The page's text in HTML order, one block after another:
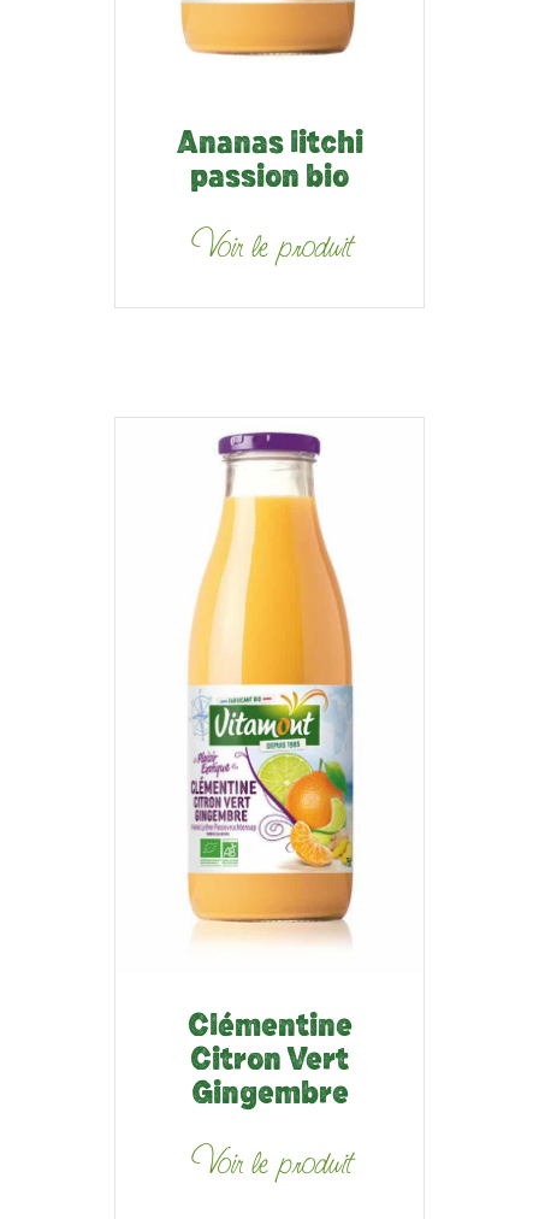
Ananas litchi
passion bio
Voir le produit
Clémentine
Citron Vert
Gingembre
Voir le produit